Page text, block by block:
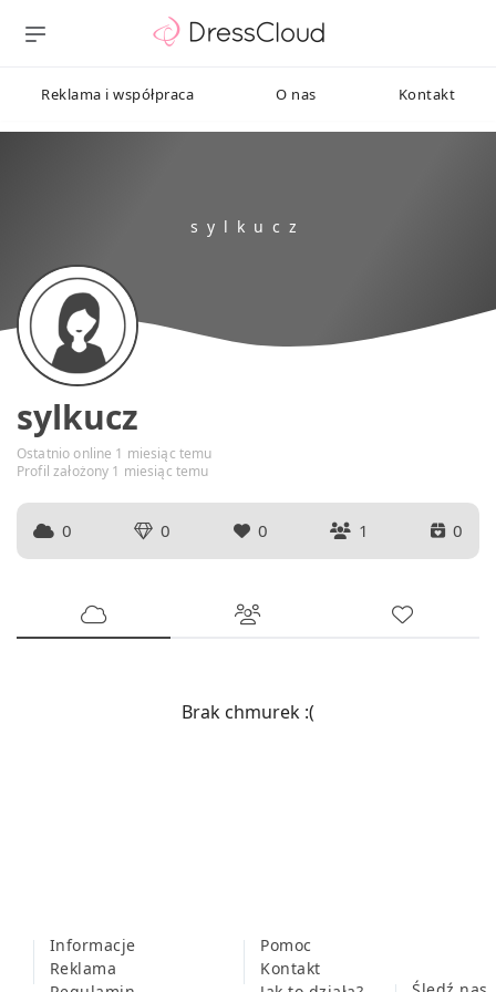
Reklama i współpraca O nas Kontakt
sylkucz
Ostatnio online 1 miesiąc temu
Profil założony 1 miesiąc temu
0 0 0 1 0
Brak chmurek :(
Informacje
Reklama
Pomoc
Kontakt